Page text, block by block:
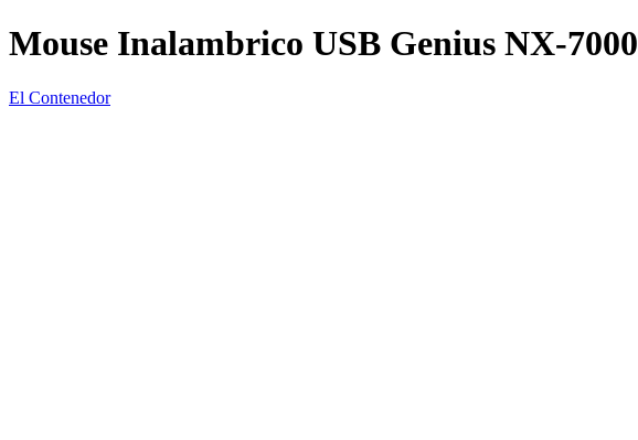
Mouse Inalambrico USB Genius NX-7000
El Contenedor